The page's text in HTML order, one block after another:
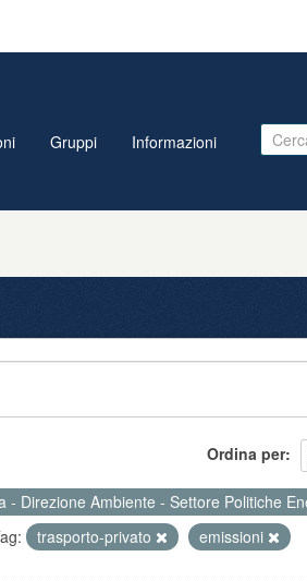
Gruppi Informazioni
Ordina per
- Direzione Ambiente - Settore Politiche
trasporto-privato emissioni